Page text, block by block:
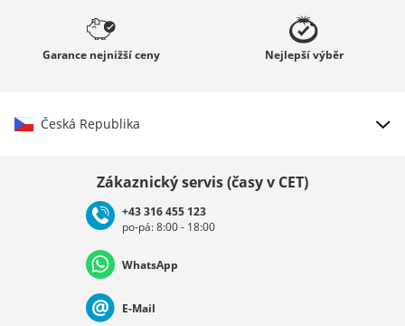
Garance nejnižší ceny Nejlepšívýběr
Česká Republika
Deutschland Österreich
Zákaznický servis (časy v CET)
+43 316 455 123
po-pá: 8:00 - 18:00
WhatsApp
E-Mail